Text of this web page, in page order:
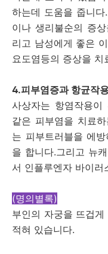
하는데 도움을 줍니
이나 생리불순의 증
리고 남성에게 좋은
요도염등의 증상을
4.피부염증과 항균작
사상자는 항염작용
같은 피부염을 치료
는 피부트러블을 에
을 합니다.그리고 뉴
서 인플루엔자 바이러
(명의별록)
부인의 자궁을 뜨겁
적혀 있습니다.